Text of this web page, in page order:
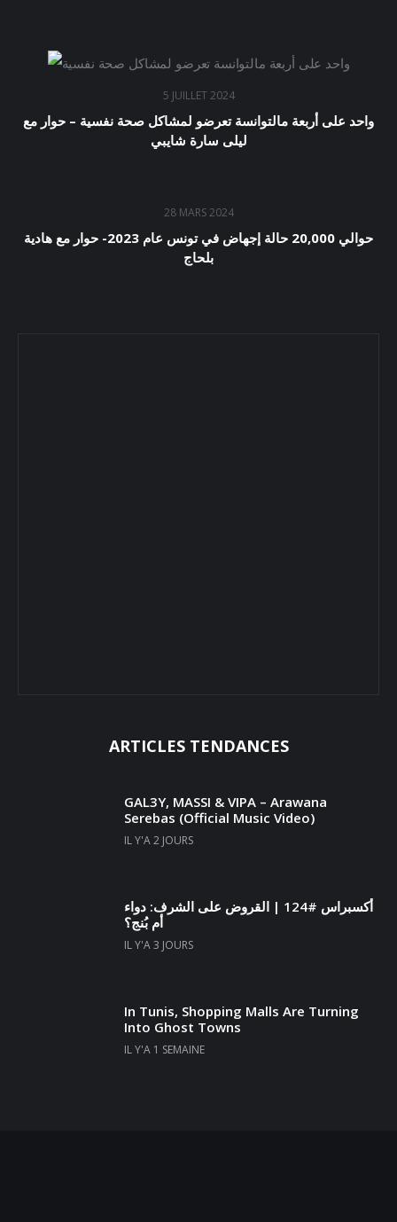
5 JUILLET 2024
واحد على أربعة مالتوانسة تعرضو لمشاكل صحة نفسية – حوار مع
ليلى سارة شايبي
28 MARS 2024
حوالي 20,000 حالة إجهاض في تونس عام 2023- حوار مع هادية
بلحاج
ARTICLES TENDANCES
GAL3Y, MASSI & VIPA – Arawana
Serebas (Official Music Video)
IL Y'A 2 JOURS
أكسبراس #124 | القروض على الشرف: دواء
أم بُنج؟
IL Y'A 3 JOURS
In Tunis, Shopping Malls Are Turning
Into Ghost Towns
IL Y'A 1 SEMAINE